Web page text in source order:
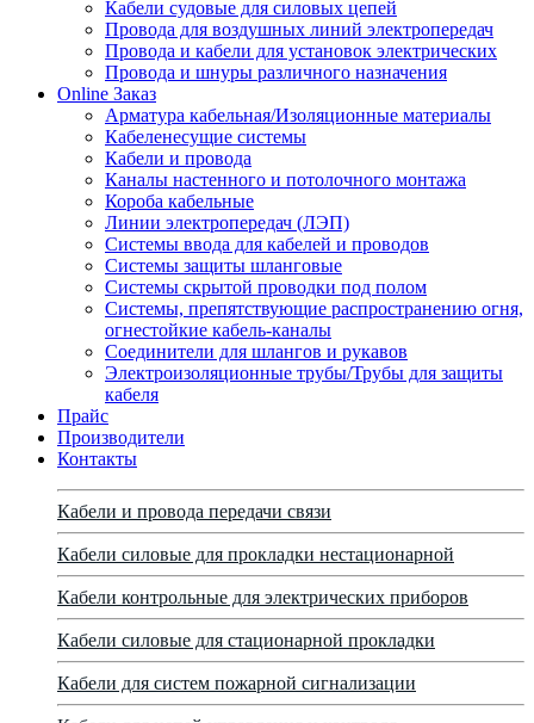
Кабели судовые для силовых цепей
Провода для воздушных линий электропередач
Провода и кабели для установок электрических
Провода и шнуры различного назначения
Online Заказ
Арматура кабельная/Изоляционные материалы
Кабеленесущие системы
Кабели и провода
Каналы настенного и потолочного монтажа
Короба кабельные
Линии электропередач (ЛЭП)
Системы ввода для кабелей и проводов
Системы защиты шланговые
Системы скрытой проводки под полом
Системы, препятствующие распространению огня,
огнестойкие кабель-каналы
Соединители для шлангов и рукавов
Электроизоляционные трубы/Трубы для защиты
кабеля
Прайс
Производители
Контакты
Кабели и провода передачи связи
Кабели силовые для прокладки нестационарной
Кабели контрольные для электрических приборов
Кабели силовые для стационарной прокладки
Кабели для систем пожарной сигнализации